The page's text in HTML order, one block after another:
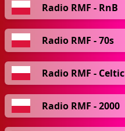
Radio RMF - RnB
Radio RMF - 70s
Radio RMF - Celtic
Radio RMF - 2000